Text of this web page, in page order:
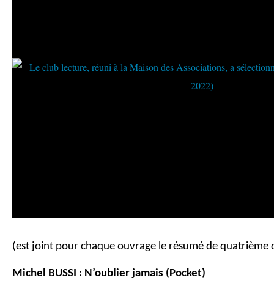
(est joint pour chaque ouvrage le résumé de quatrième
Michel BUSSI : N’oublier jamais (Pocket)